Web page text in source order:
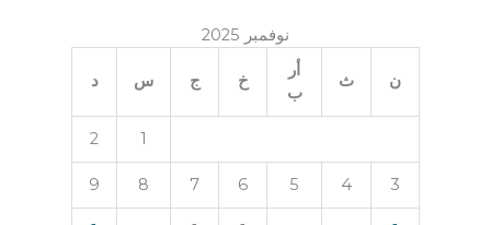
نوفمبر 2025
ن ث
أر
ب
خ ج س د
1
2
3
4
5
6
7
8
9